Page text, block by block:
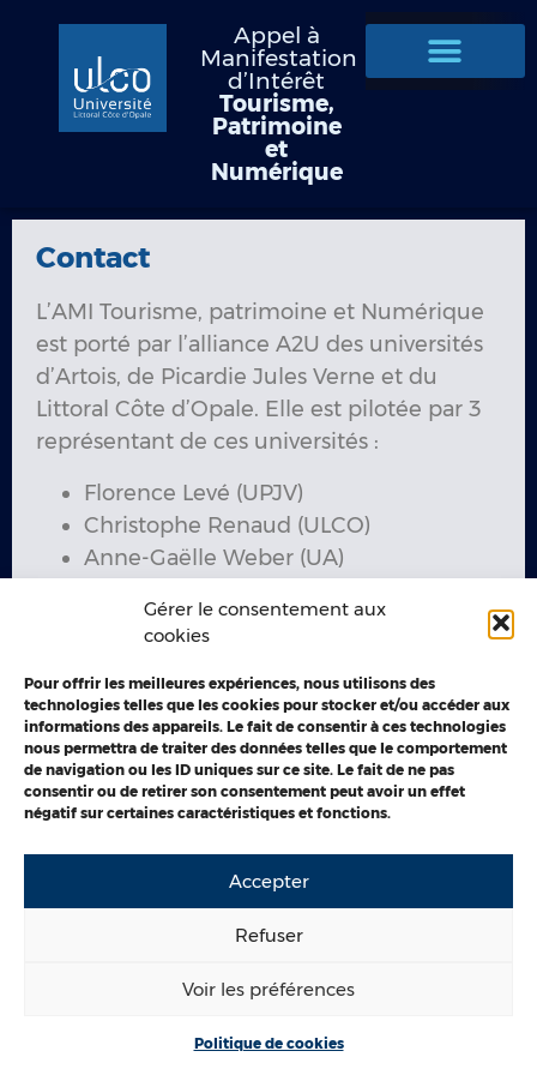
Gérer le consentement aux
cookies
Pour offrir les meilleures expériences, nous utilisons des
technologies telles que les cookies pour stocker et/ou accéder aux
informations des appareils. Le fait de consentir à ces technologies
nous permettra de traiter des données telles que le comportement
de navigation ou les ID uniques sur ce site. Le fait de ne pas
consentir ou de retirer son consentement peut avoir un effet
négatif sur certaines caractéristiques et fonctions.
Accepter
Refuser
Voir les préférences
Politique de cookies
Appel à
Manifestation
d’Intérêt
Tourisme,
Patrimoine
et
Numérique
Contact
L’AMI Tourisme, patrimoine et Numérique
est porté par l’alliance A2U des universités
d’Artois, de Picardie Jules Verne et du
Littoral Côte d’Opale. Elle est pilotée par 3
représentant de ces universités :
Florence Levé (UPJV)
Christophe Renaud (ULCO)
Anne-Gaëlle Weber (UA)
Pour toute question relative à cet AMI, vous
pouvez les contacter à l’adresse email
suivante :ami-tpn@liste.univ-littoral.fr
Mentions légalesPolitique de cookies
Déclaration Accessibilité© 2026